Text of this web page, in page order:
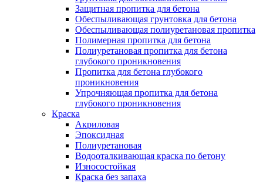
Защитная пропитка для бетона
Обеспыливающая грунтовка для бетона
Обеспыливающая полиуретановая пропитка
Полимерная пропитка для бетона
Полиуретановая пропитка для бетона
глубокого проникновения
Пропитка для бетона глубокого
проникновения
Упрочняющая пропитка для бетона
глубокого проникновения
Краска
Акриловая
Эпоксидная
Полиуретановая
Водооталкивающая краска по бетону
Износостойкая
Краска без запаха